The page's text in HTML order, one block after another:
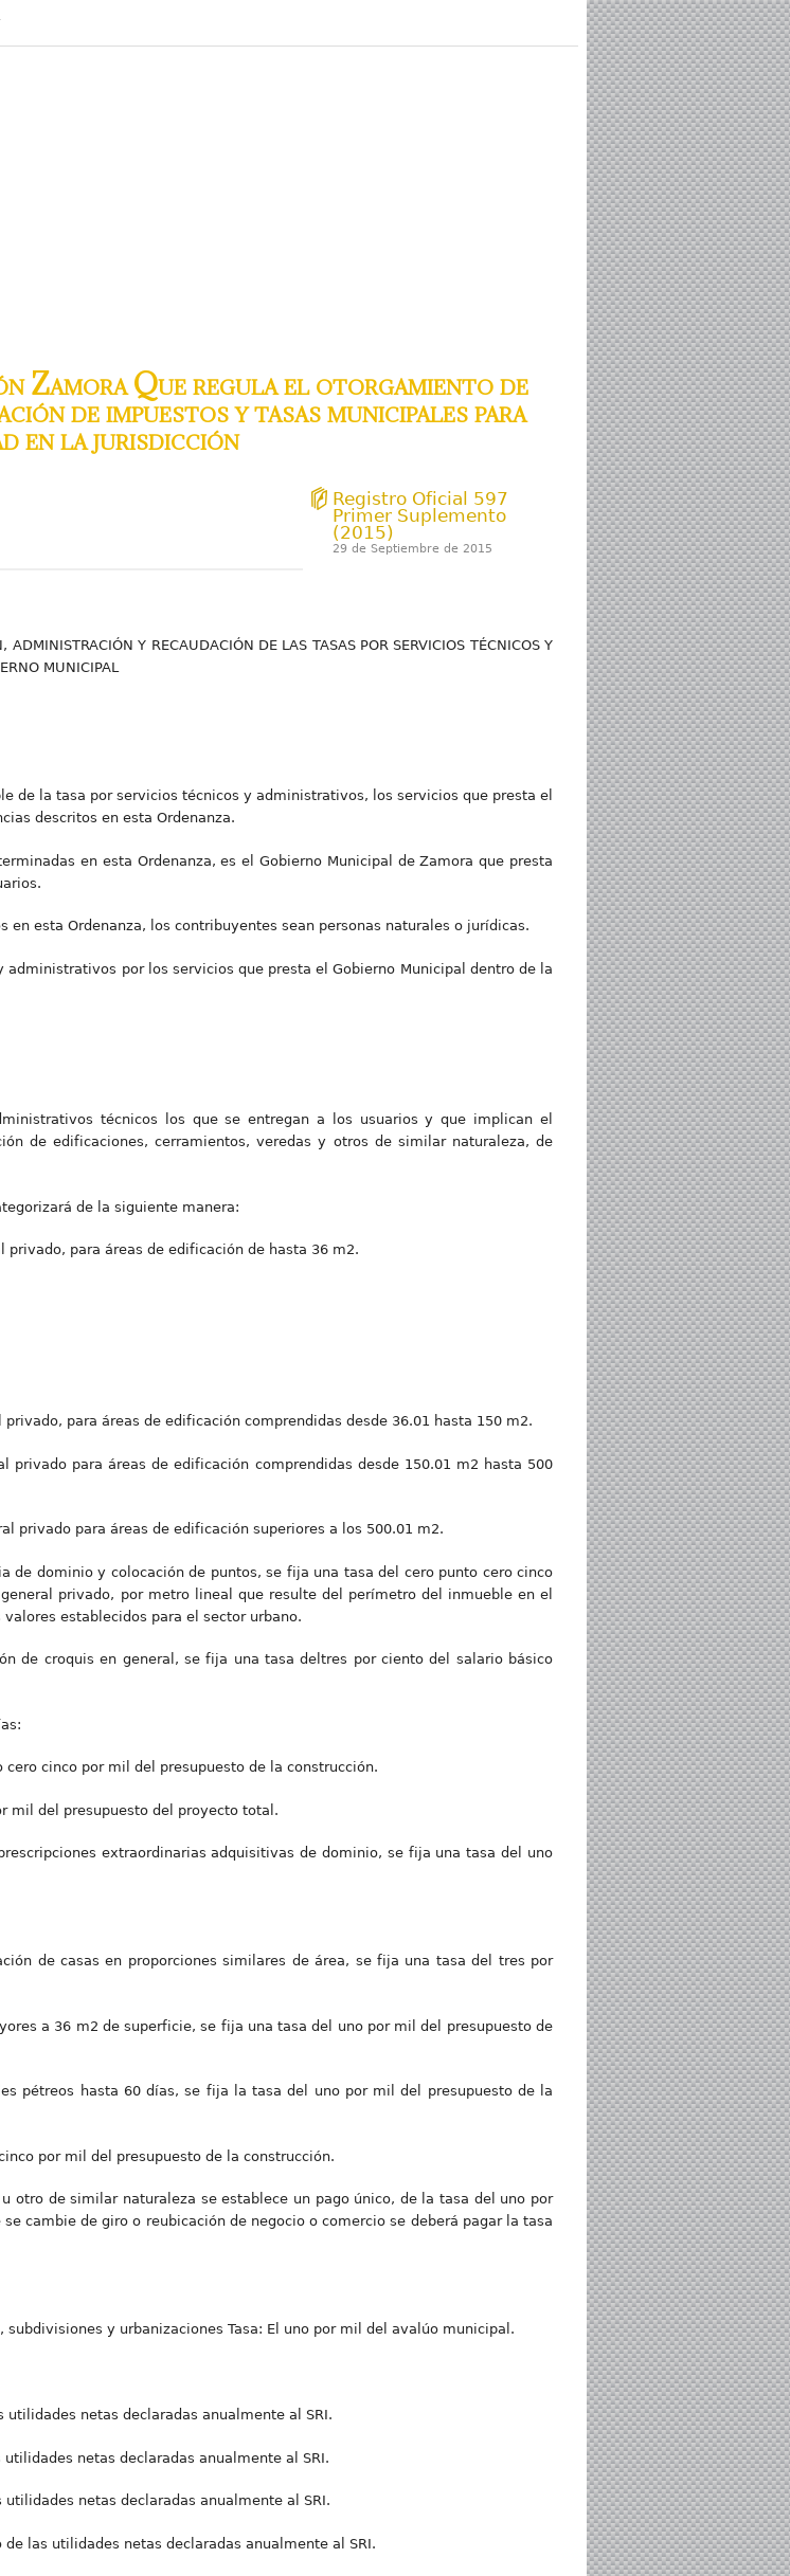
Zamora Que regula el otorgamiento de
de impuestos y tasas municipales para
en la jurisdicción
Registro Oficial 597
Primer Suplemento
(2015)
29 de Septiembre de 2015
Y RECAUDACIÓN DE LAS TASAS POR SERVICIOS TÉCNICOS Y
MUNICIPAL
de la tasa por servicios técnicos y administrativos, los servicios que presta el
descritos en esta Ordenanza.
en esta Ordenanza, es el Gobierno Municipal de Zamora que presta
en esta Ordenanza, los contribuyentes sean personas naturales o jurídicas.
administrativos por los servicios que presta el Gobierno Municipal dentro de la
técnicos los que se entregan a los usuarios y que implican el
de edificaciones, cerramientos, veredas y otros de similar naturaleza, de
de la siguiente manera:
privado, para áreas de edificación de hasta 36 m2.
para áreas de edificación comprendidas desde 36.01 hasta 150 m2.
privado para áreas de edificación comprendidas desde 150.01 m2 hasta 500
privado para áreas de edificación superiores a los 500.01 m2.
de dominio y colocación de puntos, se fija una tasa del cero punto cero cinco
privado, por metro lineal que resulte del perímetro del inmueble en el
establecidos para el sector urbano.
de croquis en general, se fija una tasa deltres por ciento del salario básico
cinco por mil del presupuesto de la construcción.
mil del presupuesto del proyecto total.
extraordinarias adquisitivas de dominio, se fija una tasa del uno
de casas en proporciones similares de área, se fija una tasa del tres por
a 36 m2 de superficie, se fija una tasa del uno por mil del presupuesto de
pétreos hasta 60 días, se fija la tasa del uno por mil del presupuesto de la
por mil del presupuesto de la construcción.
otro de similar naturaleza se establece un pago único, de la tasa del uno por
cambie de giro o reubicación de negocio o comercio se deberá pagar la tasa
y urbanizaciones Tasa: El uno por mil del avalúo municipal.
netas declaradas anualmente al SRI.
netas declaradas anualmente al SRI.
netas declaradas anualmente al SRI.
las utilidades netas declaradas anualmente al SRI.